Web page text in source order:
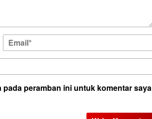
peramban ini untuk komentar saya